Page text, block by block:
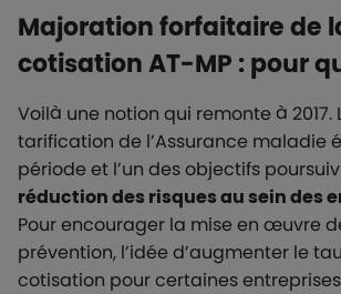
Majoration forfaitaire de
cotisation AT-MP : pour
Voilà une notion qui remonte à
tarification de l’Assurance maladie
période et l’un des objectifs
réduction des risques au sein des
Pour encourager la mise en œuvre
prévention, l’idée d’augmenter le
cotisation pour certaines